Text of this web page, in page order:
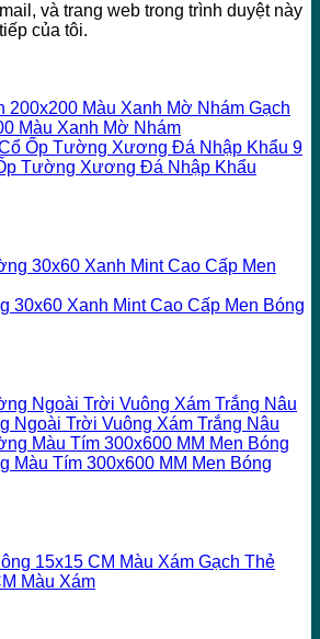
và trang web trong trình duyệt này
của tôi.
Gạch
Màu Xanh Mờ Nhám
9
Tường Xương Đá Nhập Khẩu
30x60 Xanh Mint Cao Cấp Men Bóng
Ngoài Trời Vuông Xám Trắng Nâu
Màu Tím 300x600 MM Men Bóng
Gạch Thẻ
Màu Xám